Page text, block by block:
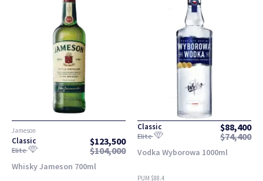
Jameson
Classic $123,500
Elite $104,000
Whisky Jameson 700ml
Classic $88,400
Elite $74,400
Vodka Wyborowa 1000ml
PUM $88.4